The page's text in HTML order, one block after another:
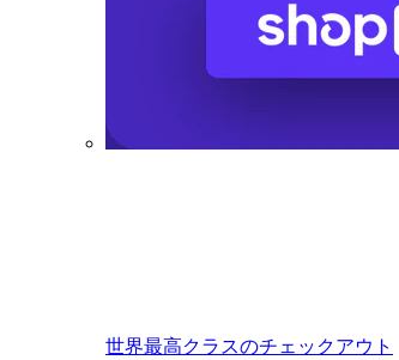
世界最高クラスのチェックアウト